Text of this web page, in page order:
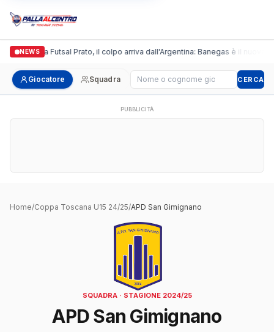
NEWS
Italgronda Futsal Prato, il colpo arriva dall'Argentina: Banegas è il nuovo
Giocatore Squadra Cerca giocatore CERCA
PUBBLICITÀ
Home/Coppa Toscana U15 24/25/APD San Gimignano
SQUADRA · STAGIONE 2024/25
APD San Gimignano